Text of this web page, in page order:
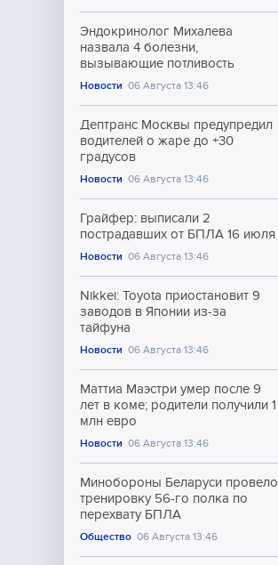
Эндокринолог Михалева
назвала 4 болезни,
вызывающие потливость
Новости 06 Августа 13:46
Дептранс Москвы предупредил
водителей о жаре до +30
градусов
Новости 06 Августа 13:46
Грайфер: выписали 2
пострадавших от БПЛА 16 июля
Новости 06 Августа 13:46
Nikkei: Toyota приостановит 9
заводов в Японии из-за
тайфуна
Новости 06 Августа 13:46
Маттиа Маэстри умер после 9
лет в коме; родители получили 1
млн евро
Новости 06 Августа 13:46
Минобороны Беларуси провело
тренировку 56-го полка по
перехвату БПЛА
Общество 06 Августа 13:46